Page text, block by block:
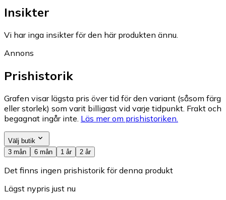
Insikter
Vi har inga insikter för den här produkten ännu.
Annons
Prishistorik
Grafen visar lägsta pris över tid för den variant (såsom färg
eller storlek) som varit billigast vid varje tidpunkt. Frakt och
begagnat ingår inte. Läs mer om prishistoriken.
Välj butik
3 mån
6 mån 1 år 2 år
Det finns ingen prishistorik för denna produkt
Lägst nypris just nu